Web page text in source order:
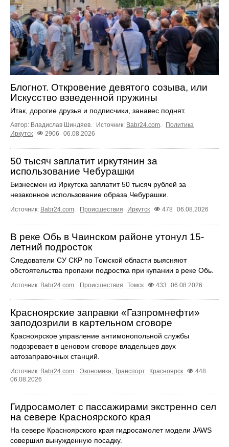
Блогнот. Откровение девятого созыва, или
Искусство взведенной пружины
Итак, дорогие друзья и подписчики, занавес поднят.
Автор: Владислав Шиндяев. Источник: Babr24.com
Политика
Иркутск
2906 06.08.2026
50 тысяч заплатит иркутянин за
использование Чебурашки
Бизнесмен из Иркутска заплатит 50 тысяч рублей за
незаконное использование образа Чебурашки.
Источник: Babr24.com. Происшествия Иркутск 478 06.08.2026
В реке Обь в Чаинском районе утонул 15-
летний подросток
Следователи СУ СКР по Томской области выясняют
обстоятельства пропажи подростка при купании в реке Обь.
Источник: Babr24.com. Происшествия Томск 433 06.08.2026
Красноярские заправки «Газпромнефти»
заподозрили в картельном сговоре
Красноярское управление антимонопольной службы
подозревает в ценовом сговоре владельцев двух
автозаправочных станций.
Источник: Babr24.com. Экономика, Транспорт Красноярск
448
06.08.2026
Гидросамолет с пассажирами экстренно сел
на севере Красноярского края
На севере Красноярского края гидросамолет модели JAWS
совершил вынужденную посадку.